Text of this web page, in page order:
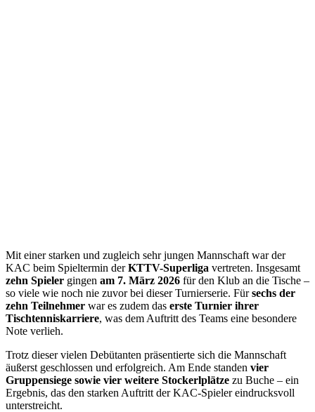
Mit einer starken und zugleich sehr jungen Mannschaft war der
KAC beim Spieltermin derKTTV-Superliga vertreten. Insgesamt
zehn Spieler gingen am 7. März 2026 für den Klub an die Tische –
so viele wie noch nie zuvor bei dieser Turnierserie. Fürsechs der
zehn Teilnehmer war es zudem das erste Turnier ihrer
Tischtenniskarriere, was dem Auftritt des Teams eine besondere
Note verlieh.
Trotz dieser vielen Debütanten präsentierte sich die Mannschaft
äußerst geschlossen und erfolgreich. Am Ende standen vier
Gruppensiege sowie vier weitere Stockerlplätze zu Buche – ein
Ergebnis, das den starken Auftritt der KAC-Spieler eindrucksvoll
unterstreicht.